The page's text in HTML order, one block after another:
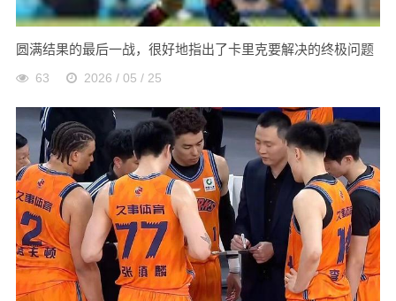
圆满结果的最后一战，很好地指出了卡里克要解决的终极问题
63 2026 / 05 / 25